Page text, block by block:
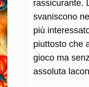
rassicurante.
svaniscono
più
piuttosto che
gioco ma
assoluta